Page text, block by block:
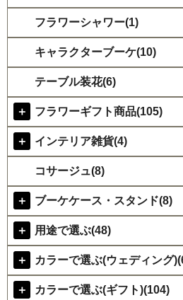
フラワーシャワー(1)
キャラクターブーケ(10)
テーブル装花(6)
＋ フラワーギフト商品(105)
＋ インテリア雑貨(4)
コサージュ(8)
＋ ブーケケース・スタンド(8)
＋ 用途で選ぶ(48)
＋ カラーで選ぶ(ウェディング
＋ カラーで選ぶ(ギフト)(104)